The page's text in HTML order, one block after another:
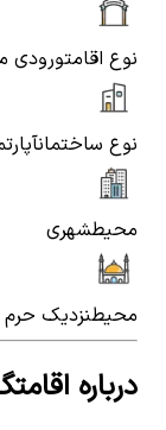
نوع اقامتورودی
نوع ساختمان
محیطشهری
محیطنزدیک حرم
درباره